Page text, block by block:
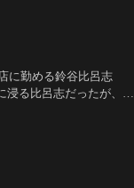
に勤める鈴谷比呂志
浸る比呂志だったが、そ